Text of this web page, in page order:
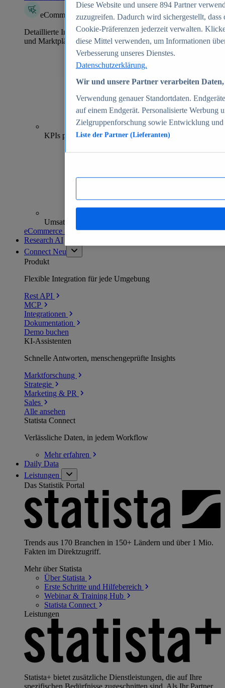
eCommerce Insights
Detaillierte Informationen zu mehr als 39.000 Online-Shops
und Marktplätzen
70+
KPIs pro Shop
Umsatzanalysen und -prognosen
eCommerce Insights entdecken
Research AI
Connect Neu
Produkt
Flexible Integration für jede Umgebung
Rest API
MCP
Integrationen
Dokumentation
Demo buchen
KI-Assistenten
Schnelle Antworten, menschengeprüfte Insights
Marktforschung
Strategie
Marketing & PR
Sales
Alle ansehen
Statista Connect
Verlässliche Daten, in jedem Workflow
Mehrerfahren
Daily Data
Leistungen
Das Statistik Portal
Trends aus 170 Branchen in 150+ Ländern und über 1 Mio.
Fakten im Direktzugriff.
Mehr über Statista
Über Statista
Erste Schritte und Hilfebereich
Webinar & Training Hub
Statista Connect
Leistungen
Statista+ bietet zusätzliche Dienstleistungen, die auf Ihre
spezifischen Bedürfnisse zugeschnitten sind. Als Ihr Partner
Diese Website und unsere 894 Partner
zuzugreifen. Dadurch wird sichergestellt,
Cookie-Präferenzen jederzeit verwalten.
diese Mittel verwenden, um Informationen
Verbesserung unseres Dienstes.
Datenschutzerklärung.
Wir und unsere Partner verarbeiten
Verwendung genauer Standortdaten.
auf einem Endgerät. Personalisierte Werbung
Zielgruppenforschung sowie Entwicklung
Liste der Partner (Lieferanten)